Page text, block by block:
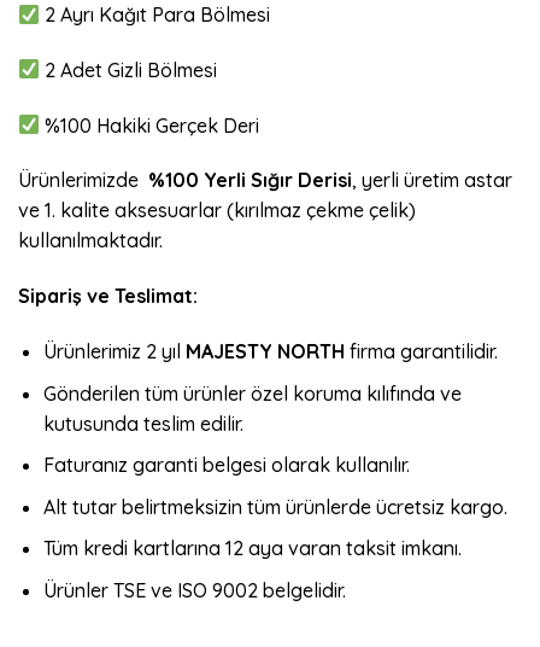
2 Ayrı Kağıt Para Bölmesi
2 Adet Gizli Bölmesi
%100 Hakiki Gerçek Deri
Ürünlerimizde %100 Yerli Sığır Derisi, yerli üretim astar
ve 1. kalite aksesuarlar (kırılmaz çekme çelik)
kullanılmaktadır.
Sipariş ve Teslimat:
Ürünlerimiz 2 yıl MAJESTY NORTH firma garantilidir.
Gönderilen tüm ürünler özel koruma kılıfında ve
kutusunda teslim edilir.
Faturanız garanti belgesi olarak kullanılır.
Alt tutar belirtmeksizin tüm ürünlerde ücretsiz kargo.
Tüm kredi kartlarına 12 aya varan taksit imkanı.
Ürünler TSE ve ISO 9002 belgelidir.